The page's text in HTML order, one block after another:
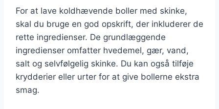
For at lave koldhævende boller med skinke,
skal du bruge en god opskrift, der inkluderer de
rette ingredienser. De grundlæggende
ingredienser omfatter hvedemel, gær, vand,
salt og selvfølgelig skinke. Du kan også tilføje
krydderier eller urter for at give bollerne ekstra
smag.